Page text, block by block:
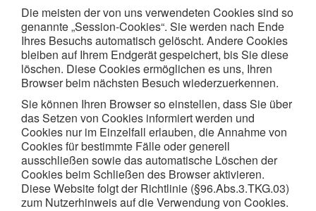
Die meisten der von uns verwendeten Cookies sind so
genannte „Session-Cookies“. Sie werden nach Ende
Ihres Besuchs automatisch gelöscht. Andere Cookies
bleiben auf Ihrem Endgerät gespeichert, bis Sie diese
löschen. Diese Cookies ermöglichen es uns, Ihren
Browser beim nächsten Besuch wiederzuerkennen.
Sie können Ihren Browser so einstellen, dass Sie über
das Setzen von Cookies informiert werden und
Cookies nur im Einzelfall erlauben, die Annahme von
Cookies für bestimmte Fälle oder generell
ausschließen sowie das automatische Löschen der
Cookies beim Schließen des Browser aktivieren.
Diese Website folgt der Richtlinie (§96.Abs.3.TKG.03)
zum Nutzerhinweis auf die Verwendung von Cookies.